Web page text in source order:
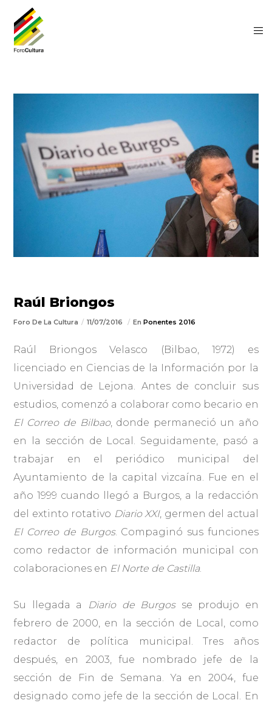
Raúl Briongos
Foro De La Cultura 11/07/2016 EnPonentes 2016
Raúl Briongos Velasco (Bilbao, 1972) es
licenciado en Ciencias de la Información por la
Universidad de Lejona. Antes de concluir sus
estudios, comenzó a colaborar como becario en
El Correo de Bilbao, donde permaneció un año
en la sección de Local. Seguidamente, pasó a
trabajar en el periódico municipal del
Ayuntamiento de la capital vizcaína. Fue en el
año 1999 cuando llegó a Burgos, a la redacción
del extinto rotativo Diario XXI, germen del actual
El Correo de Burgos. Compaginó sus funciones
como redactor de información municipal con
colaboraciones en El Norte de Castilla.
Su llegada a Diario de Burgosse produjo en
febrero de 2000, en la sección de Local, como
redactor de política municipal. Tres años
después, en 2003, fue nombrado jefe de la
sección de Fin de Semana. Ya en 2004, fue
designado como jefe de la sección de Local. En